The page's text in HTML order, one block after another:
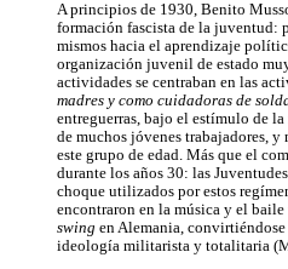
A principios de 1930, Benito
formación fascista de la juventud:
mismos hacia el aprendizaje
organización juvenil de estado
actividades se centraban en las
madres y como cuidadoras de
entreguerras, bajo el estímulo de
de muchos jóvenes trabajadores,
este grupo de edad. Más que el
durante los años 30: las
choque utilizados por estos
encontraron en la música y el baile
swing en Alemania,
ideología militarista y totalitaria